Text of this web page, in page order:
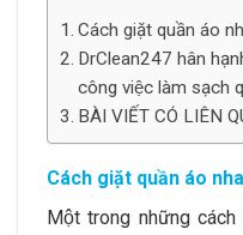
Cách giặt quần áo
DrClean247 hân
công việc làm sạch
BÀI VIẾT CÓ LIÊN
Cách giặt quần áo
Một trong những